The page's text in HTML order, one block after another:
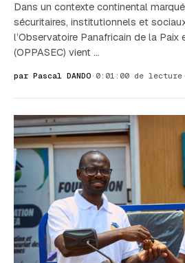
Dans un contexte continental
sécuritaires, institutionnels et
l’Observatoire Panafricain de la Paix
(OPPASEC) vient …
par Pascal DANDO · 0:01:00 de lecture ·